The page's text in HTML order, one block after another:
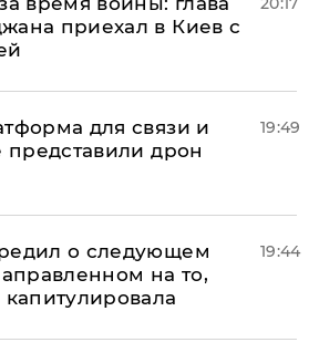
приехал в Киев с
для связи и
представили дрон
19:49
о следующем
на то,
19:44